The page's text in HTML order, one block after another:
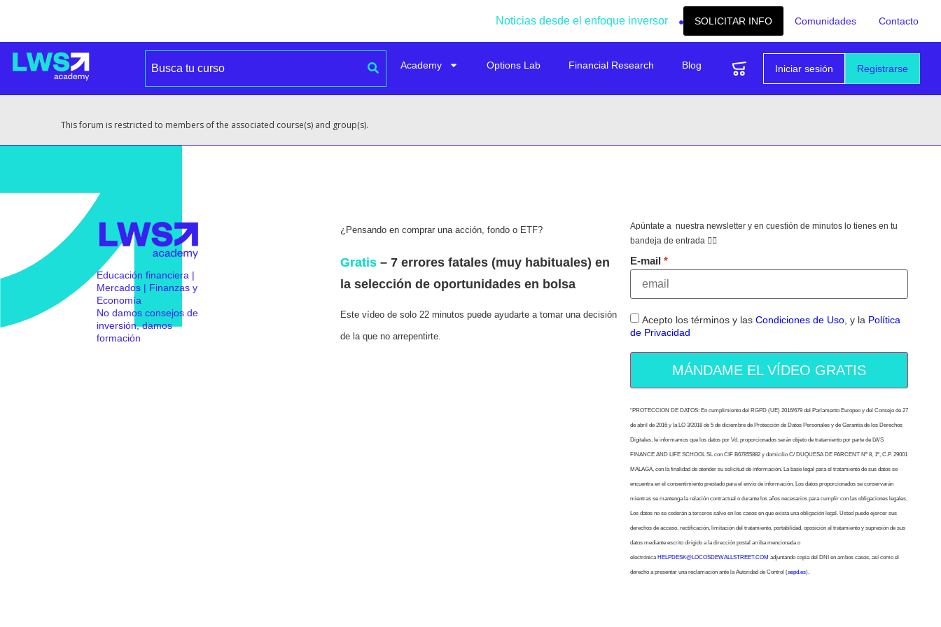
Noticias desde el enfoque inversor SOLICITAR INFO Comunidades Contacto
Registrarse
Iniciar sesión
Academy Options Lab Financial Research Blog
This forum is restricted to members of the associated course(s) and group(s).
Educación financiera |
Mercados | Finanzas y
Economía
No damos consejos de
inversión, damos
formación
¿Pensando en comprar una acción, fondo o ETF?
Gratis– 7 errores fatales (muy habituales) en
la selección de oportunidades en bolsa
Este vídeo de solo 22 minutos puede ayudarte a tomar una decisión
de la que no arrepentirte.
Apúntate a nuestra newsletter y en cuestión de minutos lo tienes en tu
bandeja de entrada 👇🏻
E-mail
Acepto los términos y las Condiciones de Uso, y la Política
de Privacidad
MÁNDAME EL VÍDEO GRATIS
“PROTECCION DE DATOS: En cumplimiento del RGPD (UE) 2016/679 del Parlamento Europeo y del Consejo de 27
de abril de 2016 y la LO 3/2018 de 5 de diciembre de Protección de Datos Personales y de Garantía de los Derechos
Digitales, le informamos que los datos por Vd. proporcionados serán objeto de tratamiento por parte de LWS
FINANCE AND LIFE SCHOOL SL con CIF B67855882 y domicilio C/ DUQUESA DE PARCENT Nº 8, 1º, C.P. 29001
MALAGA, con la finalidad de atender su solicitud de información. La base legal para el tratamiento de sus datos se
encuentra en el consentimiento prestado para el envío de información. Los datos proporcionados se conservarán
mientras se mantenga la relación contractual o durante los años necesarios para cumplir con las obligaciones legales.
Los datos no se cederán a terceros salvo en los casos en que exista una obligación legal. Usted puede ejercer sus
derechos de acceso, rectificación, limitación del tratamiento, portabilidad, oposición al tratamiento y supresión de sus
datos mediante escrito dirigido a la dirección postal arriba mencionada o
electrónica HELPDESK@LOCOSDEWALLSTREET.COM adjuntando copia del DNI en ambos casos, así como el
derecho a presentar una reclamación ante la Autoridad de Control (aepd.es).